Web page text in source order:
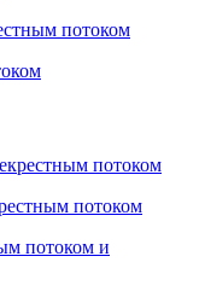
потоком
потоком